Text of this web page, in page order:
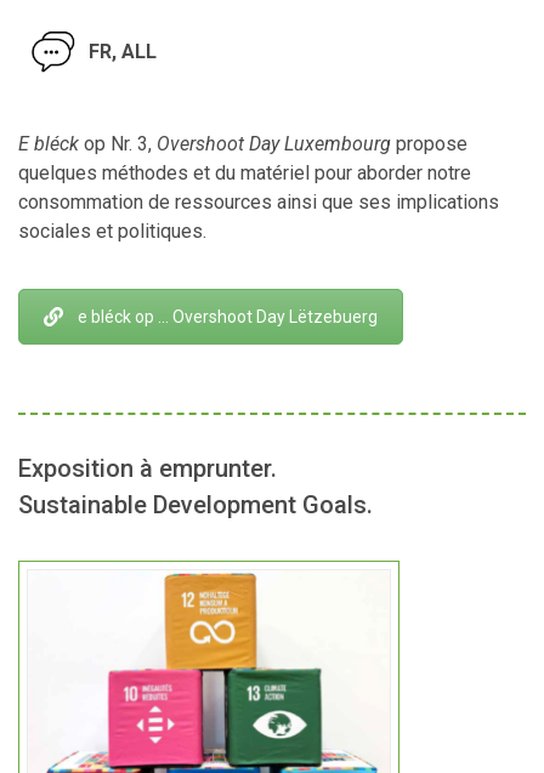
FR, ALL
E bléck op Nr. 3, Overshoot Day Luxembourg propose
quelques méthodes et du matériel pour aborder notre
consommation de ressources ainsi que ses implications
sociales et politiques.
e bléck op … Overshoot Day Lëtzebuerg
Exposition à emprunter.
Sustainable Development Goals.